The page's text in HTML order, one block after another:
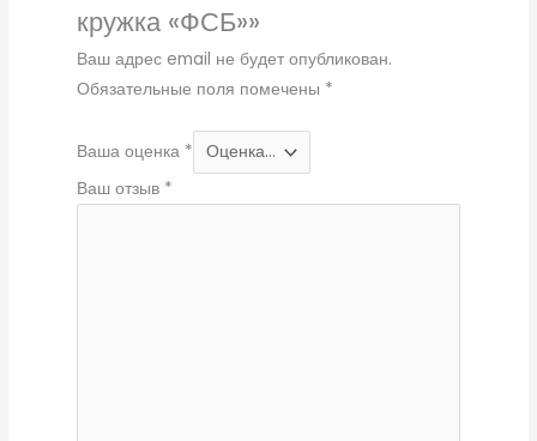
кружка «ФСБ»»
Ваш адрес email не будет опубликован.
Обязательные поля помечены *
Ваша оценка *
Ваш отзыв *